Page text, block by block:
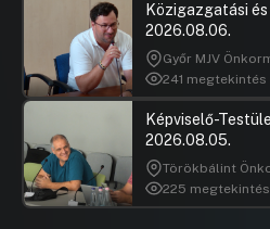
Közigazgatási
2026.08.06.
Győr MJV
241 megtekintés
Képviselő-
2026.08.05.
Törökbálint
225 megtekintés